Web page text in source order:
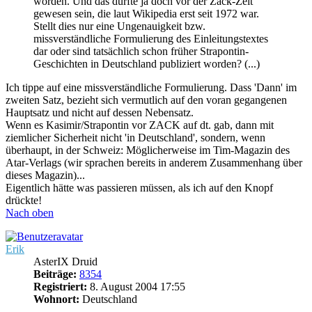
gewesen sein, die laut Wikipedia erst seit 1972 war.
Stellt dies nur eine Ungenauigkeit bzw.
missverständliche Formulierung des Einleitungstextes
dar oder sind tatsächlich schon früher Strapontin-
Geschichten in Deutschland publiziert worden? (...)
Ich tippe auf eine missverständliche Formulierung. Dass 'Dann' im
zweiten Satz, bezieht sich vermutlich auf den voran gegangenen
Hauptsatz und nicht auf dessen Nebensatz.
Wenn es Kasimir/Strapontin vor ZACK auf dt. gab, dann mit
ziemlicher Sicherheit nicht 'in Deutschland', sondern, wenn
überhaupt, in der Schweiz: Möglicherweise im Tim-Magazin des
Atar-Verlags (wir sprachen bereits in anderem Zusammenhang über
dieses Magazin)...
Eigentlich hätte was passieren müssen, als ich auf den Knopf
drückte!
Nach oben
Erik
AsterIX Druid
Beiträge: 8354
Registriert: 8. August 2004 17:55
Wohnort: Deutschland